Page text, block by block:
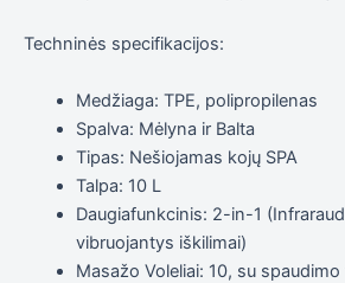
Techninės specifikacijos:
Medžiaga: TPE, polipropilenas
Spalva: Mėlyna ir Balta
Tipas: Nešiojamas kojų SPA
Talpa: 10 L
Daugiafunkcinis: 2-in-1
vibruojantys iškilimai)
Masažo Voleliai: 10, su